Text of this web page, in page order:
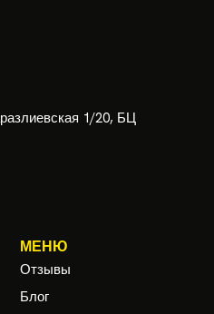
1/20, БЦ
МЕНЮ
Отзывы
Блог